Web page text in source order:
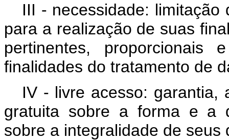
III - necessidade:
para a realização de suas
pertinentes,
finalidades do tratamento de
IV - livre acesso: garantia,
gratuita sobre a forma e a
sobre a integralidade de seus